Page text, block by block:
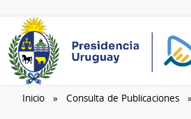
Inicio Consulta de Publicaciones